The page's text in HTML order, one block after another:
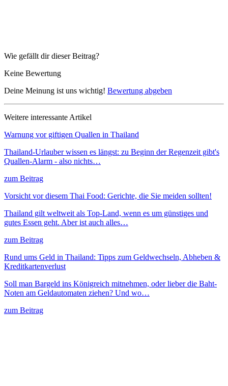
Wie gefällt dir dieser Beitrag?
Keine Bewertung
Deine Meinung ist uns wichtig! Bewertung abgeben
Weitere interessante Artikel
Warnung vor giftigen Quallen in Thailand
Thailand-Urlauber wissen es längst: zu Beginn der Regenzeit gibt's
Quallen-Alarm - also nichts…
zum Beitrag
Vorsicht vor diesem Thai Food: Gerichte, die Sie meiden sollten!
Thailand gilt weltweit als Top-Land, wenn es um günstiges und
gutes Essen geht. Aber ist auch alles…
zum Beitrag
Rund ums Geld in Thailand: Tipps zum Geldwechseln, Abheben &
Kreditkartenverlust
Soll man Bargeld ins Königreich mitnehmen, oder lieber die Baht-
Noten am Geldautomaten ziehen? Und wo…
zum Beitrag